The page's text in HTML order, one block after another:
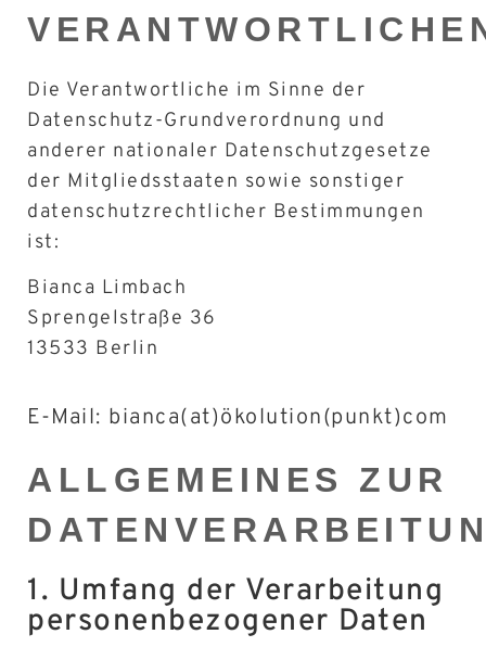
Die Verantwortliche im Sinne der
Datenschutz-Grundverordnung und
anderer nationaler Datenschutzgesetze
der Mitgliedsstaaten sowie sonstiger
datenschutzrechtlicher Bestimmungen
ist:
Bianca Limbach
Sprengelstraße 36
13533 Berlin
E-Mail: bianca(at)ökolution(punkt)com
ALLGEMEINES ZUR
1. Umfang der Verarbeitung
personenbezogener Daten